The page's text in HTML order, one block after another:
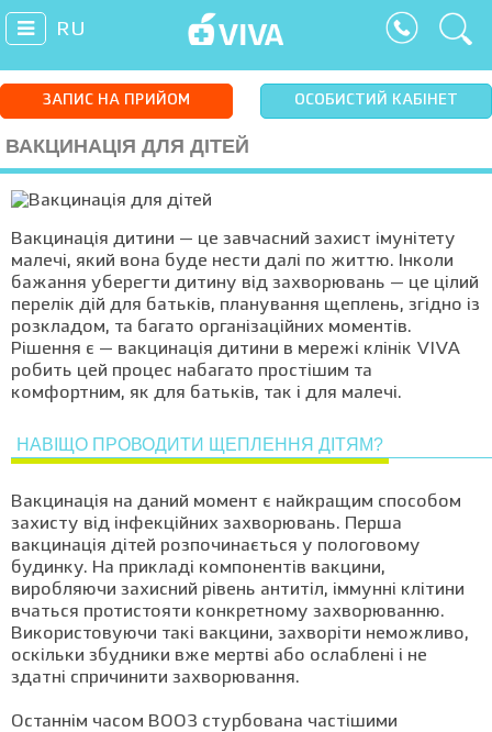
RU
ЗАПИС НА ПРИЙОМ ОСОБИСТИЙ КАБІНЕТ
ВАКЦИНАЦІЯ ДЛЯ ДІТЕЙ
Вакцинація дитини — це завчасний захист імунітету
малечі, який вона буде нести далі по життю. Інколи
бажання уберегти дитину від захворювань — це цілий
перелік дій для батьків, планування щеплень, згідно із
розкладом, та багато організаційних моментів.
Рішення є — вакцинація дитини в мережі клінік VIVA
робить цей процес набагато простішим та
комфортним, як для батьків, так і для малечі.
НАВІЩО ПРОВОДИТИ ЩЕПЛЕННЯ ДІТЯМ?
Вакцинація на даний момент є найкращим способом
захисту від інфекційних захворювань. Перша
вакцинація дітей розпочинається у пологовому
будинку. На прикладі компонентів вакцини,
виробляючи захисний рівень антитіл, іммунні клітини
вчаться протистояти конкретному захворюванню.
Використовуючи такі вакцини, захворіти неможливо,
оскільки збудники вже мертві або ослаблені і не
здатні спричинити захворювання.
Останнім часом ВООЗ стурбована частішими